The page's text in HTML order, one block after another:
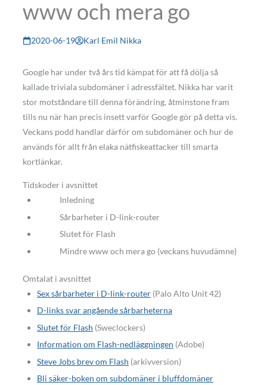
www och mera go
2020-06-19 Karl Emil Nikka
Google har under två års tid kämpat för att få dölja så
kallade triviala subdomäner i adressfältet. Nikka har varit
stor motståndare till denna förändring, åtminstone fram
tills nu när han precis insett varför Google gör på detta vis.
Veckans podd handlar därför om subdomäner och hur de
används för allt från elaka nätfiskeattacker till smarta
kortlänkar.
Tidskoder i avsnittet
Inledning
Sårbarheter i D-link-router
Slutet för Flash
Mindre www och mera go (veckans huvudämne)
Omtalat i avsnittet
Sex sårbarheter i D-link-router (Palo Alto Unit 42)
D-links svar angående sårbarheterna
Slutet för Flash (Sweclockers)
Information om Flash-nedläggningen (Adobe)
Steve Jobs brev om Flash (arkivversion)
Bli säker-boken om subdomäner i bluffdomäner